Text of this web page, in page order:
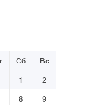
Сб Вс
1
2
8
9